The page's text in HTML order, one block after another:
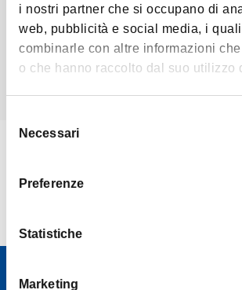
i nostri partner che si occupano di
web, pubblicità e social media, i
combinarle con altre informazioni
o che hanno raccolto dal suo utilizzo
delNecessari
Preferenze
Statistiche
Marketing
50 g di cipolla
5 cucchiai di salsa di pomodoro
½ bicchiere di vino bianco secco
½ bicchiere di latte intero
Sciogliere, in un tegame
terracotta o di alluminio spesso, di
pancetta tagliata prima a dadini e
Tagliatelle al Ragù